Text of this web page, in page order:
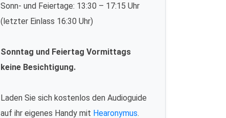
Sonn- und Feiertage: 13:30 – 17:15 Uhr
(letzter Einlass 16:30 Uhr)
Sonntag und Feiertag Vormittags
keine Besichtigung.
Laden Sie sich kostenlos den Audioguide
auf ihr eigenes Handy mit Hearonymus.